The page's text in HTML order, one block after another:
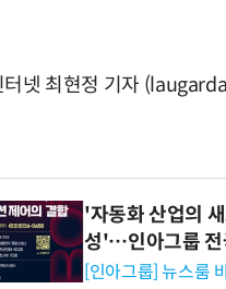
터넷 최현정 기자
'자동화 산업의
성'…인아그룹 전
시 세미나 페어
[인아그룹] 뉴스룸